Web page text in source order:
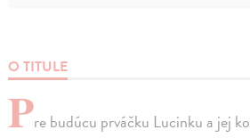
O TITULE
Pre budúcu prváčku Lucinku a jej